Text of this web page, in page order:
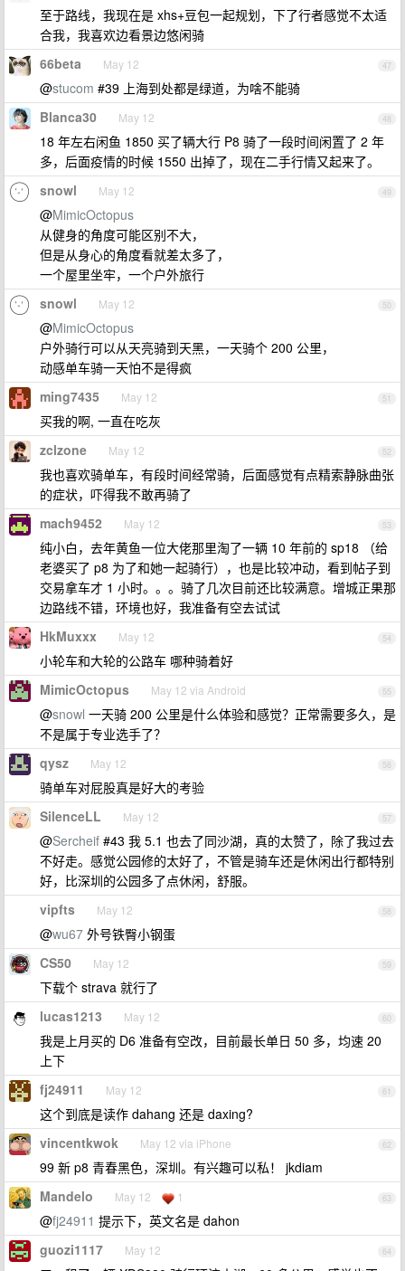
至于路线，我现在是 xhs+豆包一起规划，下了行者感觉不太适
合我，我喜欢边看景边悠闲骑
47
66beta May 12
@stucom #39 上海到处都是绿道，为啥不能骑
48
Blanca30 May 12
18 年左右闲鱼 1850 买了辆大行 P8 骑了一段时间闲置了 2 年
多，后面疫情的时候 1550 出掉了，现在二手行情又起来了。
49
snowl May 12
@MimicOctopus
从健身的角度可能区别不大，
但是从身心的角度看就差太多了，
一个屋里坐牢，一个户外旅行
50
snowl May 12
@MimicOctopus
户外骑行可以从天亮骑到天黑，一天骑个 200 公里，
动感单车骑一天怕不是得疯
51
ming7435 May 12
买我的啊, 一直在吃灰
52
zclzone May 12
我也喜欢骑单车，有段时间经常骑，后面感觉有点精索静脉曲张
的症状，吓得我不敢再骑了
53
mach9452 May 12
纯小白，去年黄鱼一位大佬那里淘了一辆 10 年前的 sp18 （给
老婆买了 p8 为了和她一起骑行），也是比较冲动，看到帖子到
交易拿车才 1 小时。。。骑了几次目前还比较满意。增城正果那
边路线不错，环境也好，我准备有空去试试
54
HkMuxxx May 12
小轮车和大轮的公路车 哪种骑着好
55
MimicOctopus May 12 via Android
@snowl 一天骑 200 公里是什么体验和感觉？正常需要多久，是
不是属于专业选手了？
56
qysz May 12
骑单车对屁股真是好大的考验
57
SilenceLL May 12
@Sercheif #43 我 5.1 也去了同沙湖，真的太赞了，除了我过去
不好走。感觉公园修的太好了，不管是骑车还是休闲出行都特别
好，比深圳的公园多了点休闲，舒服。
58
vipfts May 12
@wu67 外号铁臀小钢蛋
59
CS50 May 12
下载个 strava 就行了
60
lucas1213 May 12
我是上月买的 D6 准备有空改，目前最长单日 50 多，均速 20
上下
61
fj24911 May 12
这个到底是读作 dahang 还是 daxing?
62
vincentkwok May 12 via iPhone
99 新 p8 青春黑色，深圳。有兴趣可以私！ jkdiam
63
Mandelo May 12 1
@fj24911 提示下，英文名是 dahon
64
guozi1117 May 12